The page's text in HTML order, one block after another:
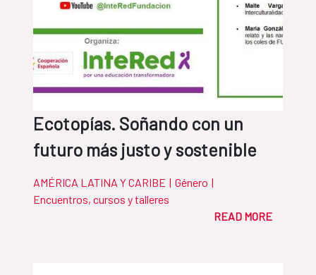
Ecotopías. Soñando con un
futuro más justo y sostenible
AMÉRICA LATINA Y CARIBE | Género |
Encuentros, cursos y talleres
READ MORE